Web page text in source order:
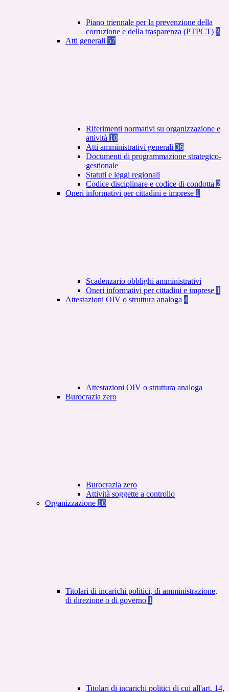
Piano triennale per la prevenzione della
corruzione e della trasparenza (PTPCT) 3
Atti generali 57
Riferimenti normativi su organizzazione e
attività 10
Atti amministrativi generali 36
Documenti di programmazione strategico-
gestionale
Statuti e leggi regionali
Codice disciplinare e codice di condotta 2
Oneri informativi per cittadini e imprese 1
Scadenzario obblighi amministrativi
Oneri informativi per cittadini e imprese 1
Attestazioni OIV o struttura analoga 4
Attestazioni OIV o struttura analoga
Burocrazia zero
Burocrazia zero
Attività soggette a controllo
Organizzazione 10
Titolari di incarichi politici, di amministrazione,
di direzione o di governo 1
Titolari di incarichi politici di cui all'art. 14,